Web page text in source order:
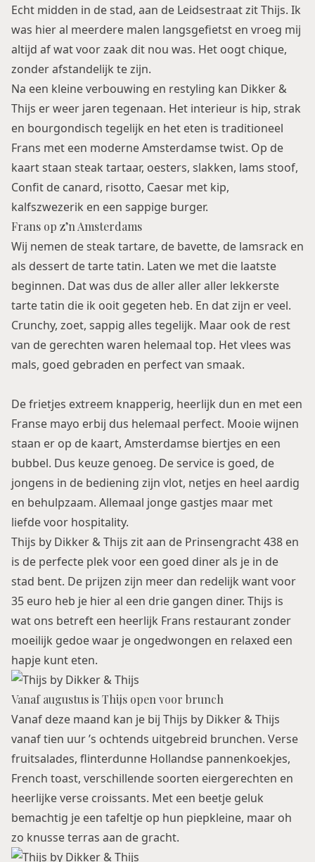
Echt midden in de stad, aan de Leidsestraat zit Thijs. Ik
was hier al meerdere malen langsgefietst en vroeg mij
altijd af wat voor zaak dit nou was. Het oogt chique,
zonder afstandelijk te zijn.
Na een kleine verbouwing en restyling kan Dikker &
Thijs er weer jaren tegenaan. Het interieur is hip, strak
en bourgondisch tegelijk en het eten is traditioneel
Frans met een moderne Amsterdamse twist. Op de
kaart staan steak tartaar, oesters, slakken, lams stoof,
Confit de canard, risotto, Caesar met kip,
kalfszwezerik en een sappige burger.
Frans op z’n Amsterdams
Wij nemen de steak tartare, de bavette, de lamsrack en
als dessert de tarte tatin. Laten we met die laatste
beginnen. Dat was dus de aller aller aller lekkerste
tarte tatin die ik ooit gegeten heb. En dat zijn er veel.
Crunchy, zoet, sappig alles tegelijk. Maar ook de rest
van de gerechten waren helemaal top. Het vlees was
mals, goed gebraden en perfect van smaak.
De frietjes extreem knapperig, heerlijk dun en met een
Franse mayo erbij dus helemaal perfect. Mooie wijnen
staan er op de kaart, Amsterdamse biertjes en een
bubbel. Dus keuze genoeg. De service is goed, de
jongens in de bediening zijn vlot, netjes en heel aardig
en behulpzaam. Allemaal jonge gastjes maar met
liefde voor hospitality.
Thijs by Dikker & Thijs zit aan de Prinsengracht 438 en
is de perfecte plek voor een goed diner als je in de
stad bent. De prijzen zijn meer dan redelijk want voor
35 euro heb je hier al een drie gangen diner. Thijs is
wat ons betreft een heerlijk Frans restaurant zonder
moeilijk gedoe waar je ongedwongen en relaxed een
hapje kunt eten.
Vanaf augustus is Thijs open voor brunch
Vanaf deze maand kan je bij Thijs by Dikker & Thijs
vanaf tien uur ’s ochtends uitgebreid brunchen. Verse
fruitsalades, flinterdunne Hollandse pannenkoekjes,
French toast, verschillende soorten eiergerechten en
heerlijke verse croissants. Met een beetje geluk
bemachtig je een tafeltje op hun piepkleine, maar oh
zo knusse terras aan de gracht.